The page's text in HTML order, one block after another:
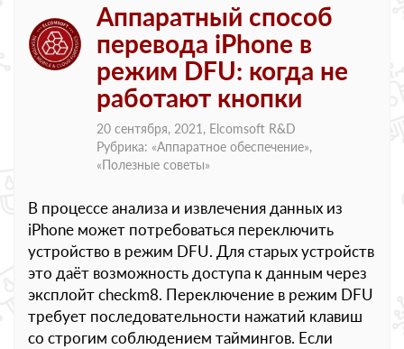
Аппаратный способ
перевода iPhone в
режим DFU: когда не
работают кнопки
20 сентября, 2021, Elcomsoft R&D
Рубрика: «Аппаратное обеспечение»,
«Полезные советы»
В процессе анализа и извлечения данных из
iPhone может потребоваться переключить
устройство в режим DFU. Для старых устройств
это даёт возможность доступа к данным через
эксплойт checkm8. Переключение в режим DFU
требует последовательности нажатий клавиш
со строгим соблюдением таймингов. Если